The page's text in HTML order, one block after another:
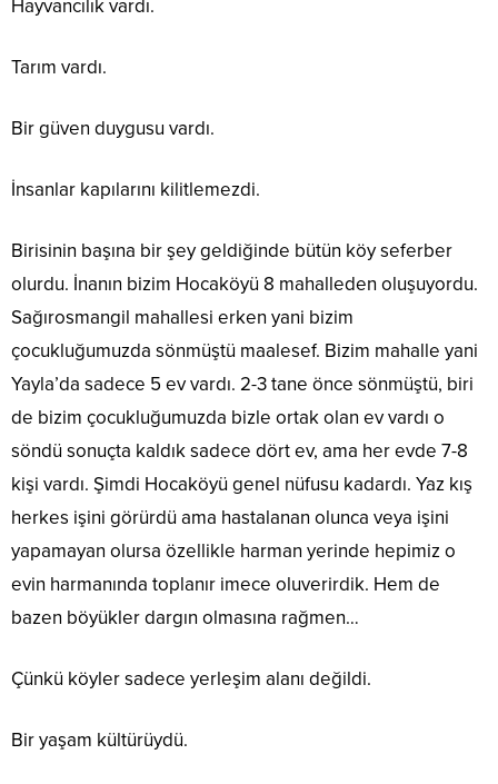
Hayvancılık vardı.
Tarım vardı.
Bir güven duygusu vardı.
İnsanlar kapılarını kilitlemezdi.
Birisinin başına bir şey geldiğinde bütün köy seferber
olurdu. İnanın bizim Hocaköyü 8 mahalleden oluşuyordu.
Sağırosmangil mahallesi erken yani bizim
çocukluğumuzda sönmüştü maalesef. Bizim mahalle yani
Yayla’da sadece 5 ev vardı. 2-3 tane önce sönmüştü, biri
de bizim çocukluğumuzda bizle ortak olan ev vardı o
söndü sonuçta kaldık sadece dört ev, ama her evde 7-8
kişi vardı. Şimdi Hocaköyü genel nüfusu kadardı. Yaz kış
herkes işini görürdü ama hastalanan olunca veya işini
yapamayan olursa özellikle harman yerinde hepimiz o
evin harmanında toplanır imece oluverirdik. Hem de
bazen böyükler dargın olmasına rağmen…
Çünkü köyler sadece yerleşim alanı değildi.
Bir yaşam kültürüydü.